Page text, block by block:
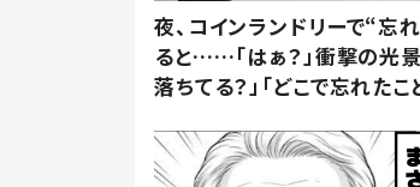
夜、コインランドリーで“忘
ると……「はぁ？」衝撃の光景
落ちてる？」「どこで忘れたこ